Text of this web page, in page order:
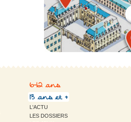
6-12 ans
13 ans et +
L'ACTU
LES DOSSIERS